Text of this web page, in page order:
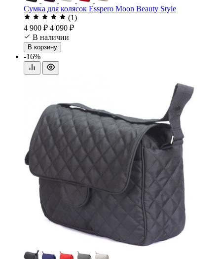
Сумка для колясок Esspero Moon Beauty Style
(1)
4 900 ₽ 4 090 ₽
В наличии
В корзину
-16%